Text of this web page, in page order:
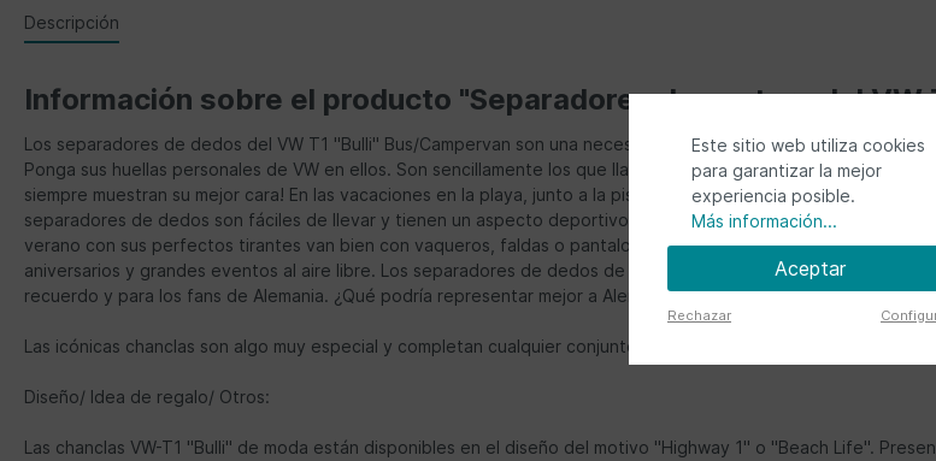
Descripción
Información sobre el producto "Separadores de puntera del VW
Los separadores de dedos del VW T1 "Bulli" Bus/Campervan son una necesidad absoluta para todos los fans
Ponga sus huellas personales de VW en ellos. Son sencillamente los que llaman la atención. Se llevan el
siempre muestran su mejor cara! En las vacaciones en la playa, junto a la piscina, en el jardín o en el
separadores de dedos son fáciles de llevar y tienen un aspecto deportivo y elegante. También impresionan
verano con sus perfectos tirantes van bien con vaqueros, faldas o pantalones deportivos informales. Los
aniversarios y grandes eventos al aire libre. Los separadores de dedos de Volkswagen son perfectos como
recuerdo y para los fans de Alemania. ¿Qué podría representar mejor a Alemania que este adorable icono de
Las icónicas chanclas son algo muy especial y completan cualquier conjunto de camping. Hacen que el corazón
Diseño/ Idea de regalo/ Otros:
Las chanclas VW-T1 "Bulli" de moda están disponibles en el diseño del motivo "Highway 1" o "Beach Life".
Este sitio web utiliza cookies
para garantizar la mejor
experiencia posible.
Más información...
Aceptar
Rechazar